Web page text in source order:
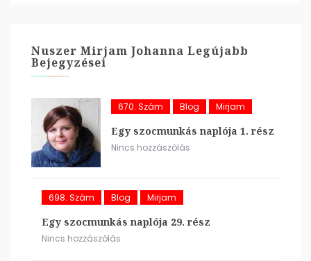
Nuszer Mirjam Johanna Legújabb
Bejegyzései
670. Szám Blog Mirjam
Egy szocmunkás naplója 1. rész
Nincs hozzászólás
698. Szám Blog Mirjam
Egy szocmunkás naplója 29. rész
Nincs hozzászólás